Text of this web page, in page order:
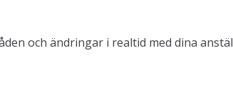
och ändringar i realtid med dina